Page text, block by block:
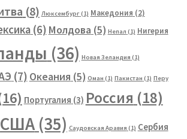
(8) Люксембург(1) Македония (2)
(6) Молдова (5) Непал (1) Нигерия
(36) Новая Зеландия (1)
(7) Океания (5) Оман (1) Пакистан (1) Перу
Португалия (3) Россия (18)
США(35) Саудовская Аравия (1) Сербия